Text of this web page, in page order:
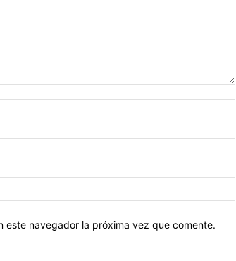
este navegador la próxima vez que comente.